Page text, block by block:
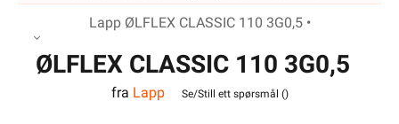
Lapp ØLFLEX CLASSIC 110 3G0,5 •
ØLFLEX CLASSIC 110 3G0,5
fra Lapp Se/Still ett spørsmål ()